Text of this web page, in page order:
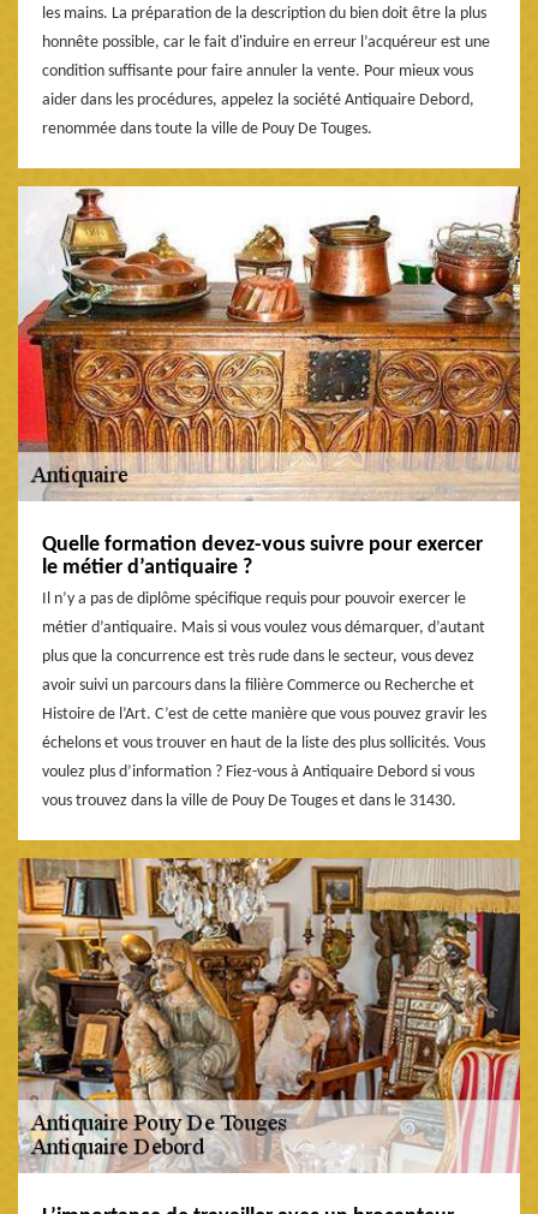
les mains. La préparation de la description du bien doit être la plus
honnête possible, car le fait d'induire en erreur l’acquéreur est une
condition suffisante pour faire annuler la vente. Pour mieux vous
aider dans les procédures, appelez la société Antiquaire Debord,
renommée dans toute la ville de Pouy De Touges.
Quelle formation devez-vous suivre pour exercer
le métier d’antiquaire ?
Il n’y a pas de diplôme spécifique requis pour pouvoir exercer le
métier d’antiquaire. Mais si vous voulez vous démarquer, d’autant
plus que la concurrence est très rude dans le secteur, vous devez
avoir suivi un parcours dans la filière Commerce ou Recherche et
Histoire de l’Art. C’est de cette manière que vous pouvez gravir les
échelons et vous trouver en haut de la liste des plus sollicités. Vous
voulez plus d’information ? Fiez-vous à Antiquaire Debord si vous
vous trouvez dans la ville de Pouy De Touges et dans le 31430.